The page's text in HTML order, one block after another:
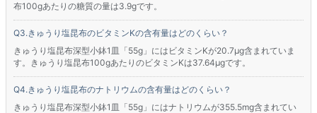
布100gあたりの糖質の量は3.9gです。
きゅうり塩昆布のビタミンKの含有量はどのくらい？
きゅうり塩昆布深型小鉢1皿「55g」にはビタミンKが20.7μg含まれていま
す。きゅうり塩昆布100gあたりのビタミンKは37.64μgです。
きゅうり塩昆布のナトリウムの含有量はどのくらい？
きゅうり塩昆布深型小鉢1皿「55g」にはナトリウムが355.5mg含まれてい